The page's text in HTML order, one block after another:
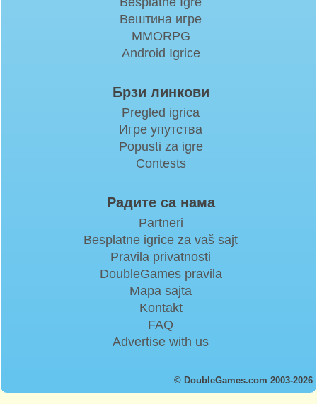
Вештина игре
MMORPG
Android Igrice
Брзи линкови
Pregled igrica
Игре упутства
Popusti za igre
Contests
Радите са нама
Partneri
Besplatne igrice za vaš sajt
Pravila privatnosti
DoubleGames pravila
Mapa sajta
Kontakt
FAQ
Advertise with us
© DoubleGames.com 2003-2026